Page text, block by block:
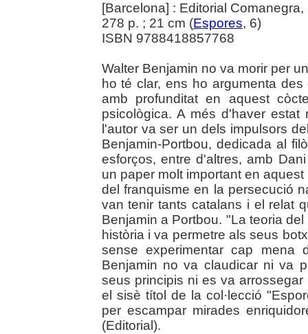
[Barcelona] : Editorial Comanegra,
278 p. ; 21 cm (Espores, 6)
ISBN 9788418857768
Walter Benjamin no va morir per
ho té clar, ens ho argumenta
amb profunditat en aquest
psicològica. A més d'haver
l'autor va ser un dels impulsors
Benjamin-Portbou, dedicada al
esforços, entre d'altres, amb
un paper molt important en
del franquisme en la persecució
van tenir tants catalans i el relat
Benjamin a Portbou. "La teoria
història i va permetre als seus
sense experimentar cap mena
Benjamin no va claudicar ni va
seus principis ni es va
el sisè títol de la col·lecció
per escampar mirades
(Editorial).